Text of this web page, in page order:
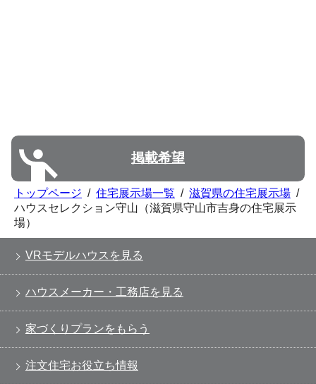
掲載希望
トップページ / 住宅展示場一覧 / 滋賀県の住宅展示場 /
ハウスセレクション守山（滋賀県守山市吉身の住宅展示
場）
VRモデルハウスを見る
ハウスメーカー・工務店を見る
家づくりプランをもらう
注文住宅お役立ち情報